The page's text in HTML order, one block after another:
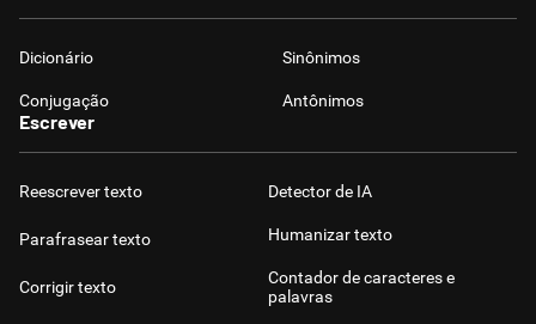
Dicionário Sinônimos
Conjugação Antônimos
Escrever
Reescrever texto
Parafrasear texto
Corrigir texto
Detector de IA
Humanizar texto
Contador de caracteres e
palavras